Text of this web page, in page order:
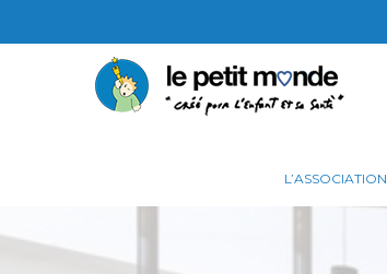
L’ASSOCIATION